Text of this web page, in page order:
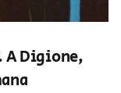
A Digione,